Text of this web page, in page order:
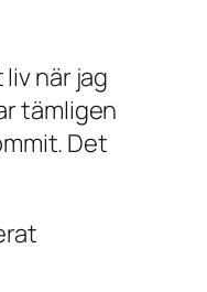
när jag
tämligen
Det